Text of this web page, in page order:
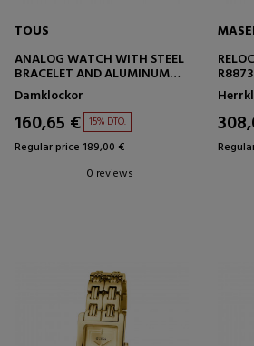
TOUS
ANALOG WATCH WITH STEEL
BRACELET AND ALUMINUM
CASE IN IPG GOLD COLOR
TOUS S-MESH MIRROR
Damklockor
160,65 € 15% DTO.
Regular price 189,00 €
0 reviews